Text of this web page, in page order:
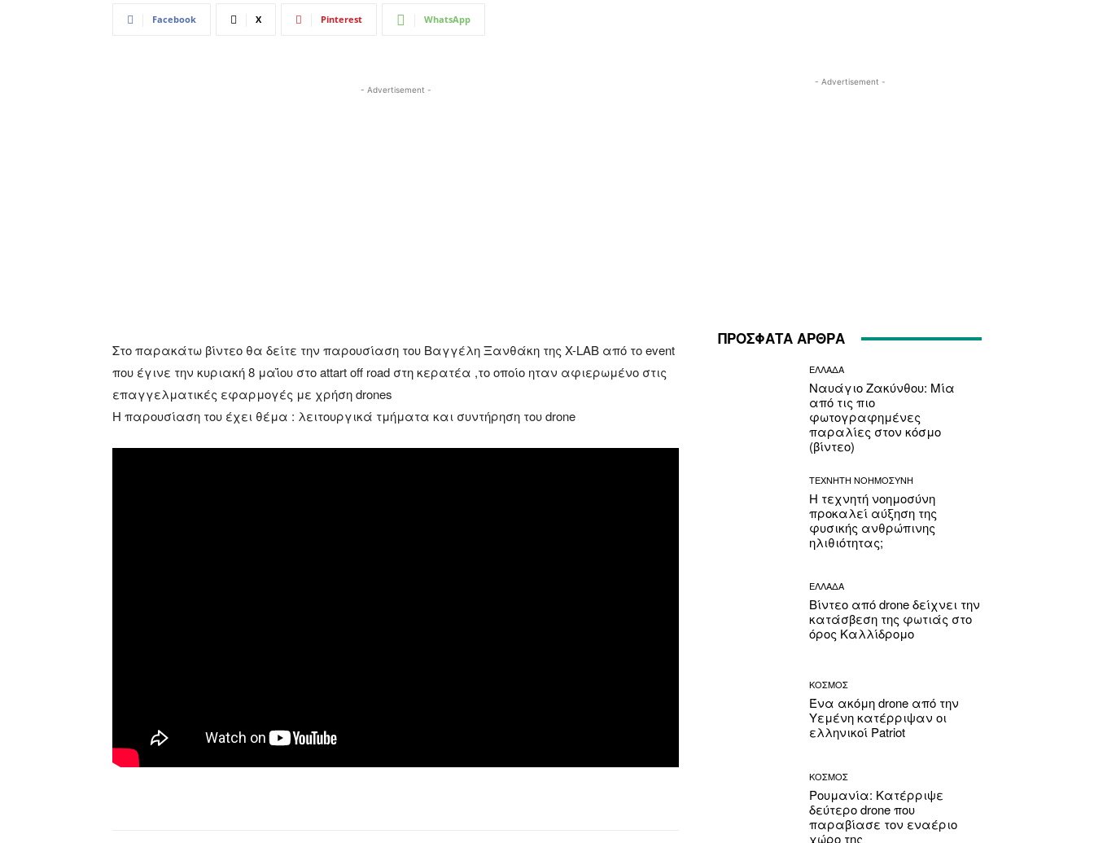
Facebook X Pinterest WhatsApp
- Advertisement -
Στο παρακάτω βίντεο θα δείτε την παρουσίαση του Βαγγέλη Ξανθάκη της X-LAB από το event
που έγινε την κυριακή 8 μαΐου στο attart off road στη κερατέα ,το οποίο ηταν αφιερωμένο στις
επαγγελματικές εφαρμογές με χρήση drones
Η παρουσίαση του έχει θέμα : λειτουργικά τμήματα και συντήρηση του drone
- Advertisement -
ΠΡΟΣΦΑΤΑ ΑΡΘΡΑ
ΕΛΛΑΔΑ
Ναυάγιο Ζακύνθου: Μία
από τις πιο
φωτογραφημένες
παραλίες στον κόσμο
(βίντεο)
ΤΕΧΝΗΤΗ ΝΟΗΜΟΣΥΝΗ
Η τεχνητή νοημοσύνη
προκαλεί αύξηση της
φυσικής ανθρώπινης
ηλιθιότητας;
ΕΛΛΑΔΑ
Βίντεο από drone δείχνει την
κατάσβεση της φωτιάς στο
όρος Καλλίδρομο
ΚΟΣΜΟΣ
Ένα ακόμη drone από την
Υεμένη κατέρριψαν οι
ελληνικοί Patriot
ΚΟΣΜΟΣ
Ρουμανία: Κατέρριψε
δεύτερο drone που
παραβίασε τον εναέριο
χώρο της